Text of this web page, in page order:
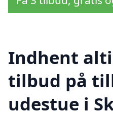
Indhent
tilbud på
udestue i